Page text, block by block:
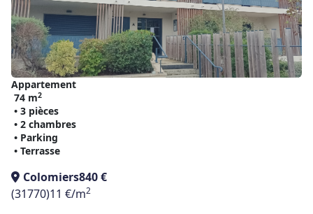
Appartement
74 m2
• 3 pièces
• 2 chambres
• Parking
• Terrasse
Colomiers840 €
(31770)11 €/m2